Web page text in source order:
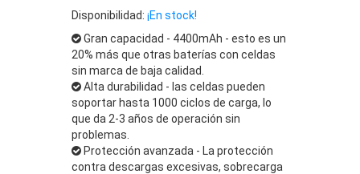
Disponibilidad: ¡En stock!
Gran capacidad - 4400mAh - esto es un
20% más que otras baterías con celdas
sin marca de baja calidad.
Alta durabilidad - las celdas pueden
soportar hasta 1000 ciclos de carga, lo
que da 2-3 años de operación sin
problemas.
Protección avanzada - La protección
contra descargas excesivas, sobrecarga